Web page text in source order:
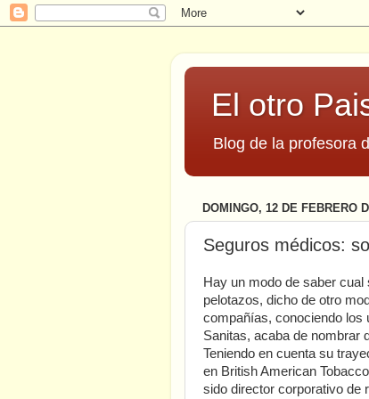
El otro
Blog de la profesora
DOMINGO, 12 DE FEBRERO
Seguros médicos:
Hay un modo de saber
pelotazos, dicho de otro
compañías, conociendo los
Sanitas, acaba de nombrar
Teniendo en cuenta su
en British American
sido director corporativo de